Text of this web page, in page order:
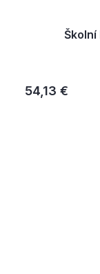
Školní
54,13 €